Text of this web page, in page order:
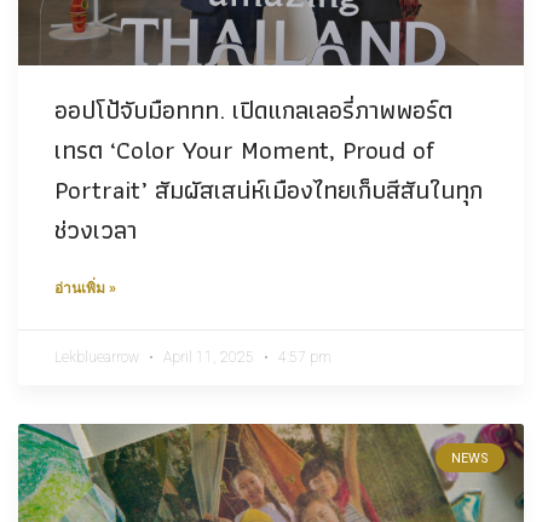
ออปโป้จับมือททท. เปิดแกลเลอรี่ภาพพอร์ต
เทรต ‘Color Your Moment, Proud of
Portrait’ สัมผัสเสน่ห์เมืองไทยเก็บสีสันในทุก
ช่วงเวลา
อ่านเพิ่ม »
Lekbluearrow April 11, 2025 4:57 pm
NEWS